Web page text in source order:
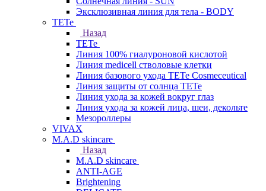
Эксклюзивная линия для тела - BODY
TETe
Назад
TETe
Линия 100% гиалуроновой кислотой
Линия medicell стволовые клетки
Линия базового ухода TETe Cosmeceutical
Линия защиты от солнца TETe
Линия ухода за кожей вокруг глаз
Линия ухода за кожей лица, шеи, декольте
Мезороллеры
VIVAX
M.A.D skincare
Назад
M.A.D skincare
ANTI-AGE
Brightening